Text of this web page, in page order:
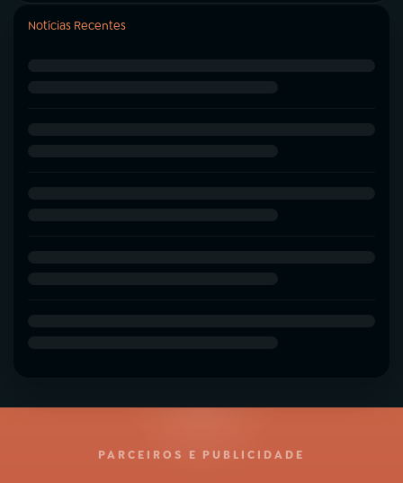
Notícias Recentes
PARCEIROS E PUBLICIDADE